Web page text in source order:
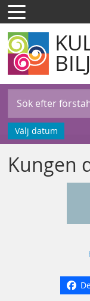
Välj datum
Kungen